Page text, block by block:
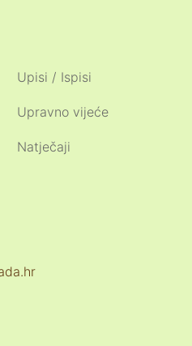
Upisi / Ispisi
Upravno vijeće
Natječaji